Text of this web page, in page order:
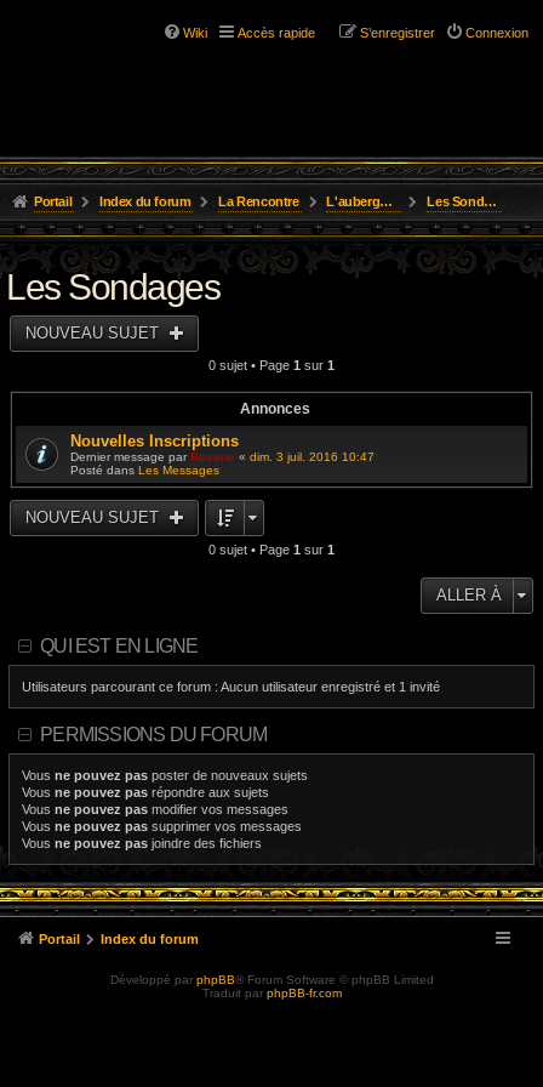
Wiki Accès rapide Connexion
S’enregistrer
Portail Index du forum La Rencontre L'auberge du Gnome Farci Les Sondages
Les Sondages
NOUVEAU SUJET
0 sujet • Page 1 sur 1
Annonces
Nouvelles Inscriptions
Dernier message parResane « dim. 3 juil. 2016 10:47
Posté dans Les Messages
NOUVEAU SUJET
0 sujet • Page 1 sur 1
ALLER À
QUI EST EN LIGNE
Utilisateurs parcourant ce forum : Aucun utilisateur enregistré et 1 invité
PERMISSIONS DU FORUM
Vous ne pouvez pas poster de nouveaux sujets
Vous ne pouvez pas répondre aux sujets
Vous ne pouvez pas modifier vos messages
Vous ne pouvez pas supprimer vos messages
Vous ne pouvez pas joindre des fichiers
Portail Index du forum
Développé par phpBB® Forum Software © phpBB Limited
Traduit par phpBB-fr.com